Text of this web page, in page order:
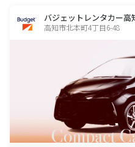
バジェットレンタカー高
高知市北本町4丁目6-48